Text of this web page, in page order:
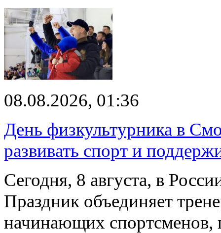
08.08.2026, 01:36
День физкультурника в
развивать спорт и
Сегодня, 8 августа, в
Праздник объединяет
начинающих